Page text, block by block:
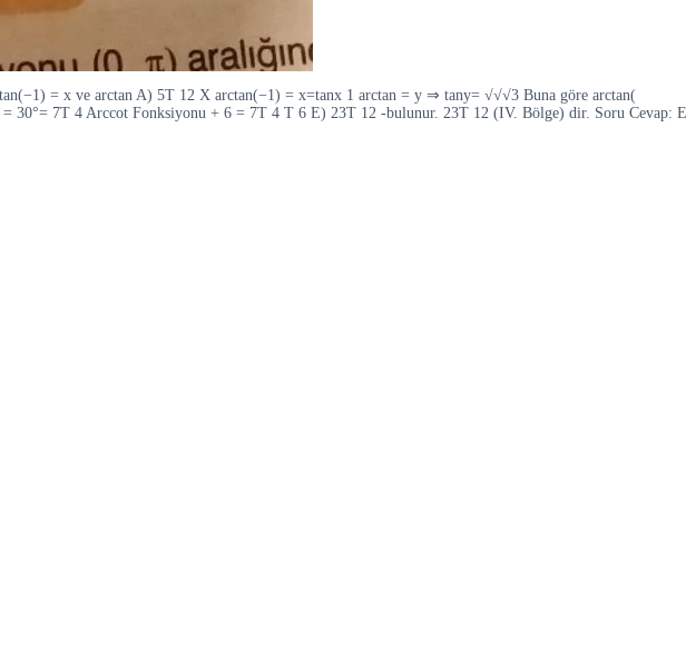
= x ve arctan A) 5T 12 X arctan(−1) = x=tanx 1 arctan = y ⇒ tany= √√√3 Buna göre arctan(
7T 4 Arccot Fonksiyonu + 6 = 7T 4 T 6 E) 23T 12 -bulunur. 23T 12 (IV. Bölge) dir. Soru Cevap: E